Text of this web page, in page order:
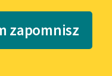
Katalog
Katalog w formacie
zapomnisz